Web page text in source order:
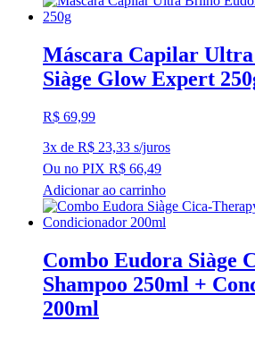
Máscara Capilar
Siàge Glow Expert
R$ 69,99
3x de R$ 23,33 s/juros
Ou no PIX R$ 66,49
Adicionar ao carrinho
Combo Eudora Siàge
Shampoo 250ml +
200ml